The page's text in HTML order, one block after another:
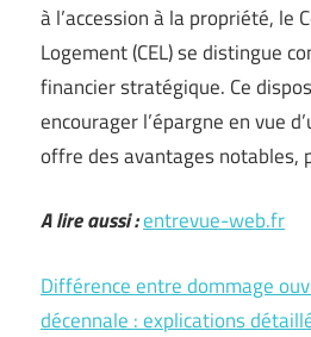
à l’accession à la propriété, le
Logement (CEL) se distingue
financier stratégique. Ce
encourager l’épargne en vue
offre des avantages notables,
A lire aussi :entrevue-web.fr
Différence entre dommage
décennale : explications